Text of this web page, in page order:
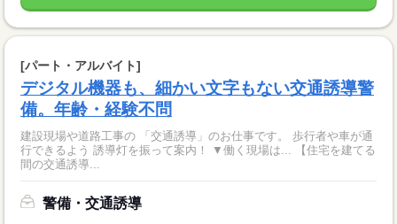
[パート・アルバイト]
デジタル機器も、細かい文字もない交通誘導警
備。年齢・経験不問
建設現場や道路工事の 「交通誘導」のお仕事です。 歩行者や車が通
行できるよう 誘導灯を振って案内！ ▼働く現場は... 【住宅を建てる
間の交通誘導...
警備・交通誘導